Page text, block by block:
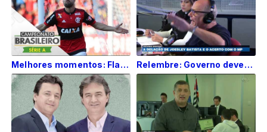
Melhores momentos: Flamengo 2 x 0 Atlético-PR pela 22ª rodada do Brasileirão Relembre: Governo deveria tomar JBS como faz com devedores, diz Boechat